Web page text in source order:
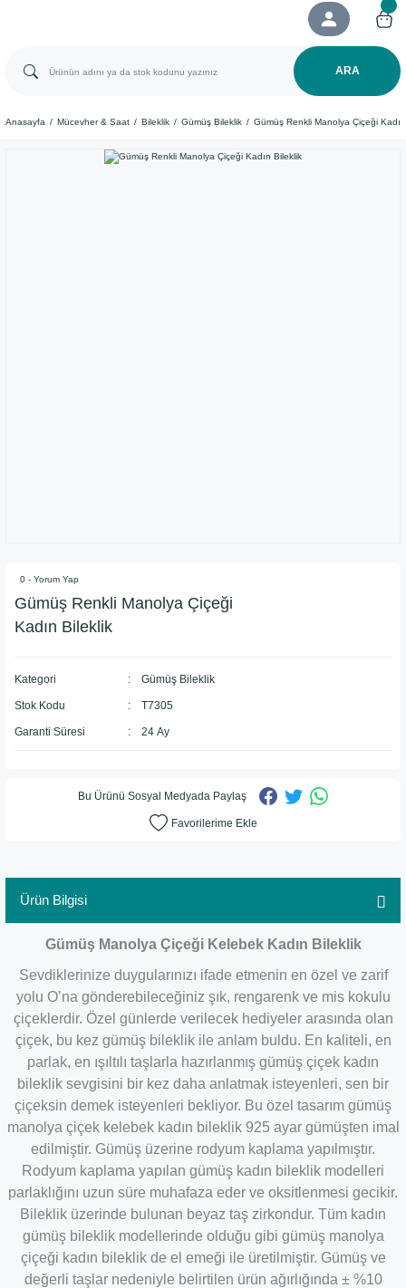
ARA
Anasayfa Mücevher & Saat Bileklik Gümüş Bileklik Gümüş Renkli Manolya Çiçeği
0 - Yorum Yap
Gümüş Renkli Manolya Çiçeği
Kadın Bileklik
Kategori Gümüş Bileklik
Stok Kodu T7305
Garanti Süresi 24 Ay
Bu Ürünü Sosyal Medyada Paylaş
Ürün Bilgisi
Gümüş Manolya Çiçeği Kelebek Kadın Bileklik
Sevdiklerinize duygularınızı ifade etmenin en özel ve zarif
yolu O’na gönderebileceğiniz şık, rengarenk ve mis kokulu
çiçeklerdir. Özel günlerde verilecek hediyeler arasında olan
çiçek, bu kez gümüş bileklik ile anlam buldu. En kaliteli, en
parlak, en ışıltılı taşlarla hazırlanmış gümüş çiçek kadın
bileklik sevgisini bir kez daha anlatmak isteyenleri, sen bir
çiçeksin demek isteyenleri bekliyor. Bu özel tasarım gümüş
manolya çiçek kelebek kadın bileklik 925 ayar gümüşten imal
edilmiştir. Gümüş üzerine rodyum kaplama yapılmıştır.
Rodyum kaplama yapılan gümüş kadın bileklik modelleri
parlaklığını uzun süre muhafaza eder ve oksitlenmesi gecikir.
Bileklik üzerinde bulunan beyaz taş zirkondur. Tüm kadın
gümüş bileklik modellerinde olduğu gibi gümüş manolya
çiçeği kadın bileklik de el emeği ile üretilmiştir. Gümüş ve
değerli taşlar nedeniyle belirtilen ürün ağırlığında ± %10